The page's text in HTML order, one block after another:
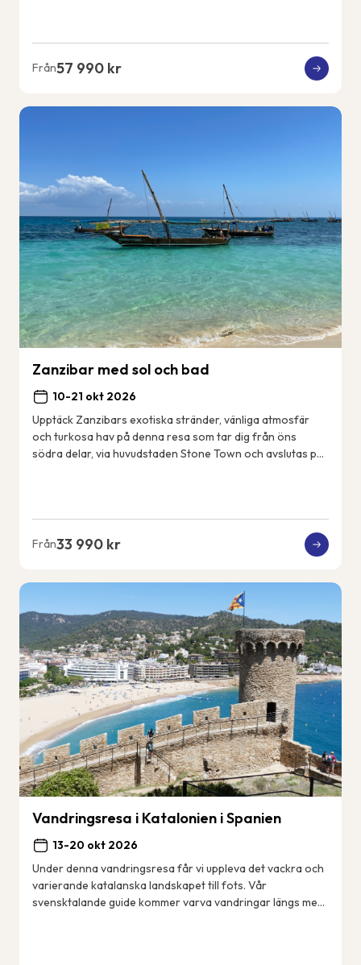
Från57 990 kr
Zanzibar med sol och bad
10-21 okt 2026
Upptäck Zanzibars exotiska stränder, vänliga atmosfär
och turkosa hav på denna resa som tar dig från öns
södra delar, via huvudstaden Stone Town och avslutas på
Från33 990 kr
Vandringsresa i Katalonien i Spanien
13-20 okt 2026
Under denna vandringsresa får vi uppleva det vackra och
varierande katalanska landskapet till fots. Vår
svensktalande guide kommer varva vandringar längs med